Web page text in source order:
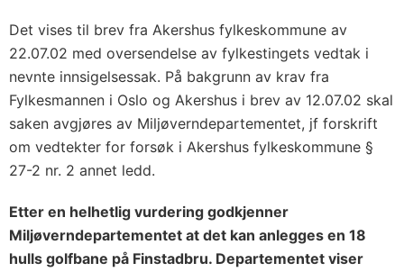
Det vises til brev fra Akershus fylkeskommune av
22.07.02 med oversendelse av fylkestingets vedtak i
nevnte innsigelsessak. På bakgrunn av krav fra
Fylkesmannen i Oslo og Akershus i brev av 12.07.02 skal
saken avgjøres av Miljøverndepartementet, jf forskrift
om vedtekter for forsøk i Akershus fylkeskommune §
27-2 nr. 2 annet ledd.
Etter en helhetlig vurdering godkjenner
Miljøverndepartementet at det kan anlegges en 18
hulls golfbane på Finstadbru. Departementet viser